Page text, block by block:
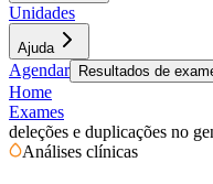
Unidades
Ajuda
Agendar Resultados de
Home
Exames
deleções e duplicações no
Análises clínicas